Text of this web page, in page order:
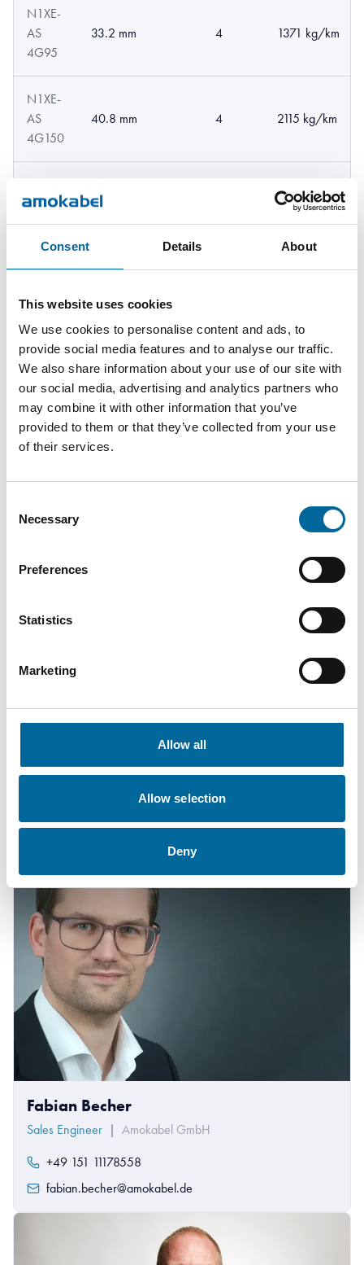
Consent Details About
This website uses cookies
We use cookies to personalise content and ads, to
provide social media features and to analyse our traffic.
We also share information about your use of our site with
our social media, advertising and analytics partners who
may combine it with other information that you’ve
provided to them or that they’ve collected from your use
of their services.
Selection
Necessary
Preferences
Statistics
Marketing
Allow all
Allow selection
Deny
N1XE-
AS
4G95
33.2 mm 4 1371 kg/km
N1XE-
AS
4G150
40.8 mm 4 2115 kg/km
AS
4G240
51.8 mm 3405 kg/km
Kontaktieren Sie unsere
Spezialisten
Mario Schnepper
Amokabel GmbH
+49 151 18102588
mario.schnepper@amokabel.de
Fabian Becher
Sales Engineer | Amokabel GmbH
+49 151 11178558
fabian.becher@amokabel.de